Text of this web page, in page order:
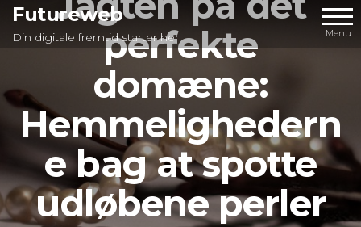
Videre
Futureweb
Din digitale fremtid starter her Menu
perfekte
domæne:
Hemmelighedern
e bag at spotte
udløbene perler